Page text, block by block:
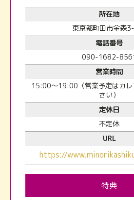
所在地
東京都町田市金森
電話番号
090-1682-
営業時間
15:00～19:00（営業予定はカレ
さい）
定休日
不定休
URL
https://
特典